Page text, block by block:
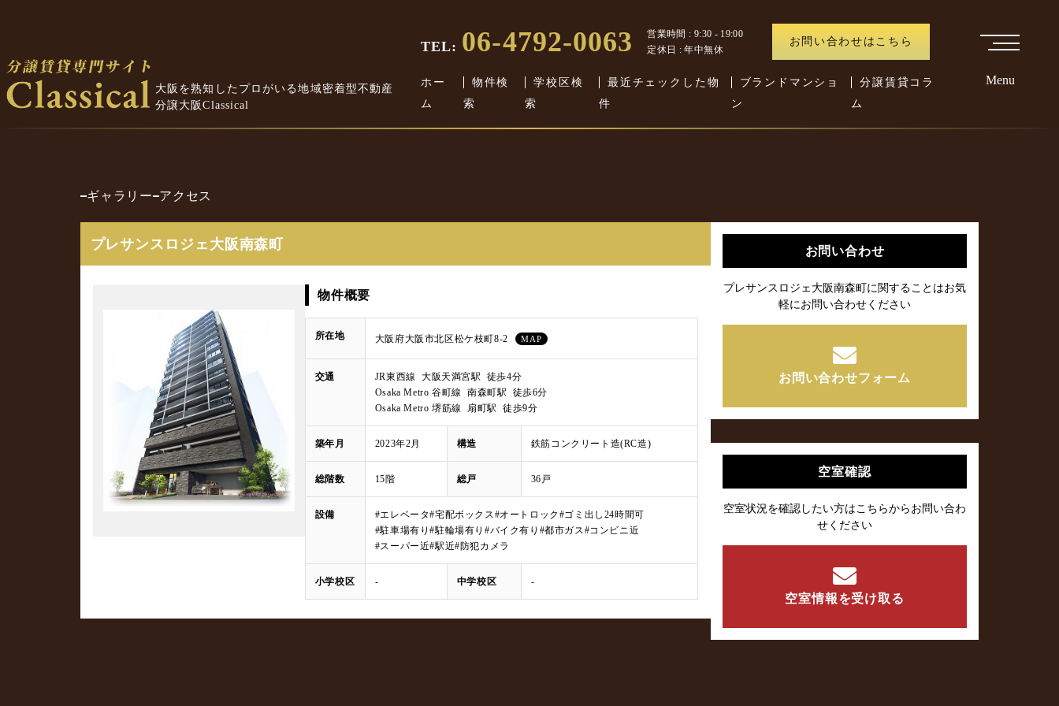
大阪を熟知したプロがいる地域密着型不動産
分譲大阪Classical
TEL: 06-4792-0063
営業時間 : 9:30 - 19:00
定休日 : 年中無休
お問い合わせはこちら
ホー
ム
物件検
索
学校区検
索
最近チェックした物
件
ブランドマンショ
ン
分譲賃貸コラ
ム
Menu
ギャラリー アクセス
プレサンスロジェ大阪南森町
物件概要
所在地 大阪府大阪市北区松ケ枝町8-2 MAP
交通
JR東西線 大阪天満宮駅 徒歩4分
Osaka Metro 谷町線 南森町駅 徒歩6分
Osaka Metro 堺筋線 扇町駅 徒歩9分
築年月 2023年2月 構造 鉄筋コンクリート造(RC造)
総階数 15階 総戸 36戸
設備 #エレベータ#宅配ボックス#オートロック #ゴミ出し24時間可
#駐車場有り#駐輪場有り#バイク有り #都市ガス#コンビニ近
#スーパー近#駅近#防犯カメラ
小学校区 - 中学校区 -
お問い合わせ
プレサンスロジェ大阪南森町に関することはお気
軽にお問い合わせください
お問い合わせフォーム
空室確認
空室状況を確認したい方はこちらからお問い合わ
せください
空室情報を受け取る